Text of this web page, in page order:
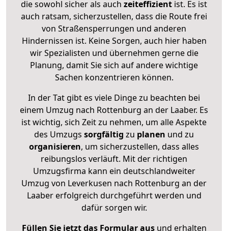
die sowohl sicher als auch zeiteffizient ist. Es ist
auch ratsam, sicherzustellen, dass die Route frei
von Straßensperrungen und anderen
Hindernissen ist. Keine Sorgen, auch hier haben
wir Spezialisten und übernehmen gerne die
Planung, damit Sie sich auf andere wichtige
Sachen konzentrieren können.
In der Tat gibt es viele Dinge zu beachten bei
einem Umzug nach Rottenburg an der Laaber. Es
ist wichtig, sich Zeit zu nehmen, um alle Aspekte
des Umzugs sorgfältig zu planen und zu
organisieren, um sicherzustellen, dass alles
reibungslos verläuft. Mit der richtigen
Umzugsfirma kann ein deutschlandweiter
Umzug von Leverkusen nach Rottenburg an der
Laaber erfolgreich durchgeführt werden und
dafür sorgen wir.
Füllen Sie jetzt das Formular ausund erhalten